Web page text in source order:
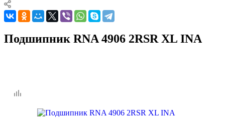
Подшипник RNA 4906 2RSR XL INA